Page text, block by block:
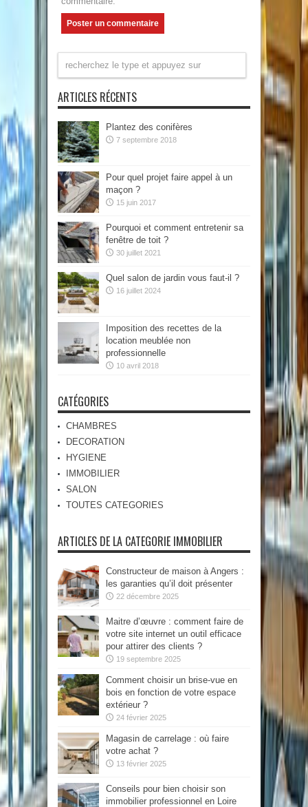
ARTICLES RÉCENTS
Plantez des conifères
7 septembre 2018
Pour quel projet faire appel à un
maçon ?
15 juin 2017
Pourquoi et comment entretenir sa
fenêtre de toit ?
30 juillet 2021
Quel salon de jardin vous faut-il ?
16 juillet 2024
Imposition des recettes de la
location meublée non
professionnelle
10 avril 2018
CATÉGORIES
CHAMBRES
DECORATION
HYGIENE
IMMOBILIER
SALON
TOUTES CATEGORIES
ARTICLES DE LA CATEGORIE IMMOBILIER
Constructeur de maison à Angers :
les garanties qu’il doit présenter
22 décembre 2025
Maitre d’œuvre : comment faire de
votre site internet un outil efficace
pour attirer des clients ?
19 septembre 2025
Comment choisir un brise-vue en
bois en fonction de votre espace
extérieur ?
24 février 2025
Magasin de carrelage : où faire
votre achat ?
13 février 2025
Conseils pour bien choisir son
immobilier professionnel en Loire